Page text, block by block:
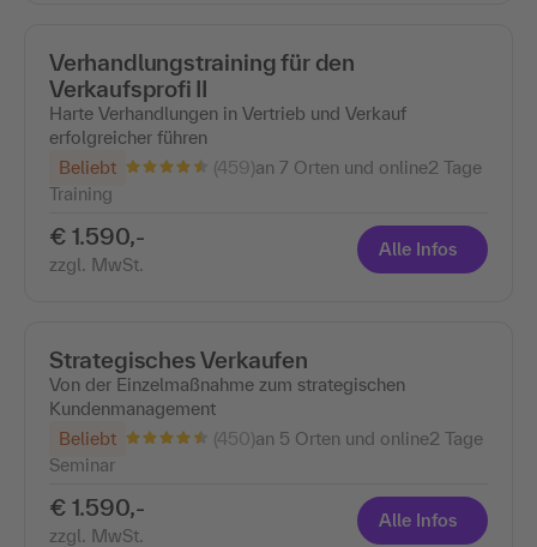
Verhandlungstraining für den
Verkaufsprofi II
Harte Verhandlungen in Vertrieb und Verkauf
erfolgreicher führen
Beliebt
(459)an 7 Orten und online2 Tage
Training
€ 1.590,-
zzgl. MwSt.
Alle Infos
Strategisches Verkaufen
Von der Einzelmaßnahme zum strategischen
Kundenmanagement
Beliebt
(450)an 5 Orten und online2 Tage
Seminar
€ 1.590,-
zzgl. MwSt.
Alle Infos